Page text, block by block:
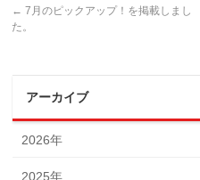
← 7月のピックアップ！を掲載しまし
た。
アーカイブ
2026年
2025年